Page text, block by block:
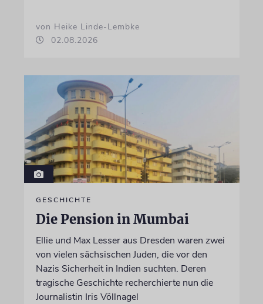
von Heike Linde-Lembke
02.08.2026
GESCHICHTE
Die Pension in Mumbai
Ellie und Max Lesser aus Dresden waren zwei
von vielen sächsischen Juden, die vor den
Nazis Sicherheit in Indien suchten. Deren
tragische Geschichte recherchierte nun die
Journalistin Iris Völlnagel